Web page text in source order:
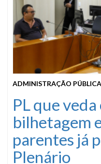
ADMINISTRAÇÃO PÚBLICA
PL que
bilhetagem
parentes já
Plenário